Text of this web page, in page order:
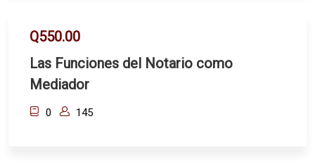
Q550.00
Las Funciones del Notario como
Mediador
0 145